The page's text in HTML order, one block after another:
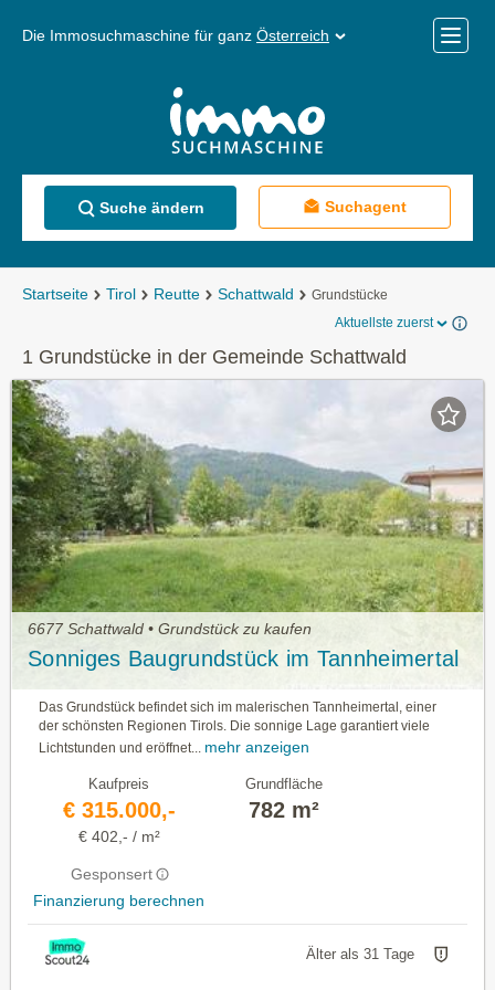
Die Immosuchmaschine für ganz Österreich
Menü
Suche ändern Suchagent
Startseite Tirol Reutte Schattwald
Grundstücke
Aktuellste zuerst
1 Grundstücke in der Gemeinde Schattwald
6677 Schattwald • Grundstück zu kaufen
Sonniges Baugrundstück im Tannheimertal
Das Grundstück befindet sich im malerischen Tannheimertal, einer
der schönsten Regionen Tirols. Die sonnige Lage garantiert viele
Lichtstunden und eröffnet...
mehr anzeigen
Kaufpreis
€ 315.000,-
€ 402,- / m²
Gesponsert
Finanzierung berechnen
Grundfläche
782 m²
Älter als 31 Tage